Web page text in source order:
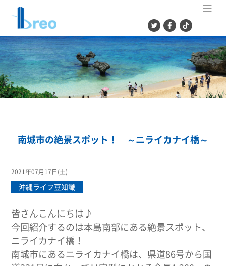
南城市の絶景スポット！ ～ニライカナイ橋～
2021年07月17日(土)
沖縄ライフ豆知識
皆さんこんにちは♪
今回紹介するのは本島南部にある絶景スポット、
ニライカナイ橋！
南城市にあるニライカナイ橋は、県道86号から国